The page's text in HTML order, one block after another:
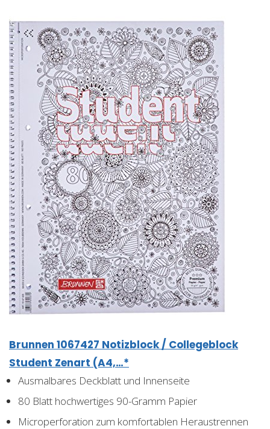
Brunnen 1067427 Notizblock / Collegeblock
Student Zenart (A4,…*
Ausmalbares Deckblatt und Innenseite
80 Blatt hochwertiges 90-Gramm Papier
Microperforation zum komfortablen Heraustrennen